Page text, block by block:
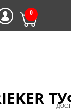
0